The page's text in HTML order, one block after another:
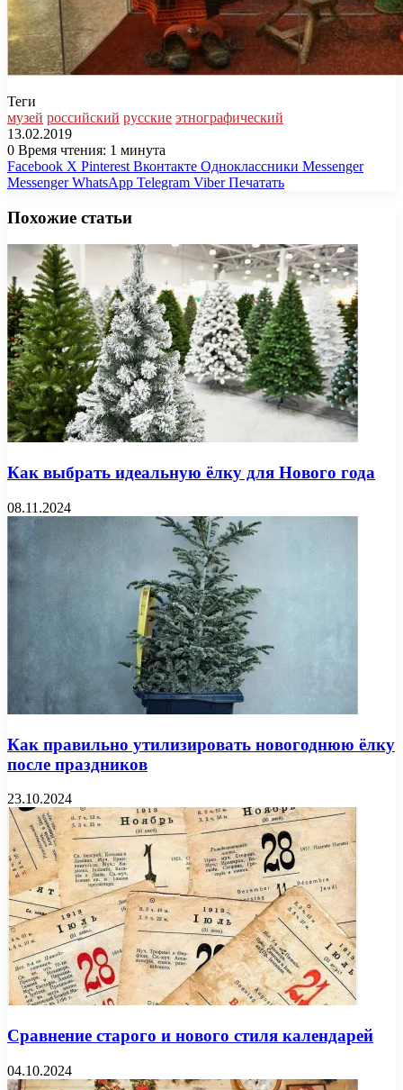
Теги
музей российский русские этнографический
13.02.2019
0 Время чтения: 1 минута
Facebook X Pinterest Вконтакте Одноклассники Messenger
Messenger WhatsApp Telegram Viber Печатать
Похожие статьи
Как выбрать идеальную ёлку для Нового года
08.11.2024
Как правильно утилизировать новогоднюю ёлку
после праздников
23.10.2024
Сравнение старого и нового стиля календарей
04.10.2024